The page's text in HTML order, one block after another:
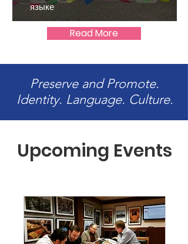
языке
Read More
Preserve and Promote.
Identity. Language. Culture.
Upcoming Events